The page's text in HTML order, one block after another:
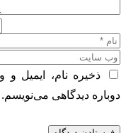
ذخیره نام، ایمیل
دیدگاهی می‌نویسم.